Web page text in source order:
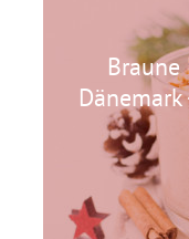
Braune